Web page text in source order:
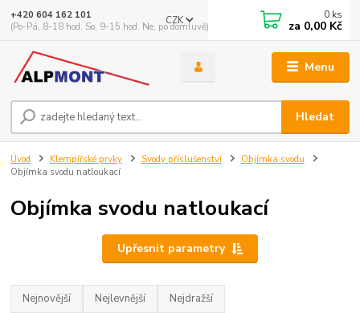
Menu
CZK
Hledat
+420 604 162 101
(Po-Pá, 8-18 hod. So, 9-15 hod. Ne, po domluvě)
0 ks
za 0,00 Kč
Úvod Klempířské prvky Svody příslušenství
Objímka svodu
Objímka svodu natloukací
Objímka svodu natloukací
Upřesnit parametry
Nejnovější Nejlevnější Nejdražší